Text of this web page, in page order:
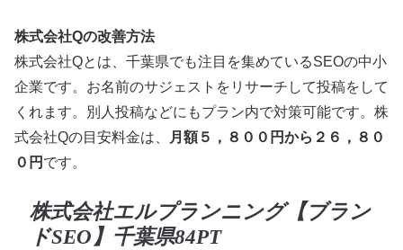
株式会社Qの改善方法
株式会社Qとは、千葉県でも注目を集めているSEOの中小
企業です。お名前のサジェストをリサーチして投稿をして
くれます。別人投稿などにもプラン内で対策可能です。株
式会社Qの目安料金は、
月額５，８００円から２６，８０
０円 です。
株式会社エルプランニング【ブラン
ドSEO】千葉県84PT